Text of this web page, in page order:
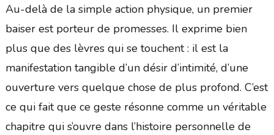
Au-delà de la simple action physique, un premier
baiser est porteur de promesses. Il exprime bien
plus que des lèvres qui se touchent : il est la
manifestation tangible d’un désir d’intimité, d’une
ouverture vers quelque chose de plus profond. C’est
ce qui fait que ce geste résonne comme un véritable
chapitre qui s’ouvre dans l’histoire personnelle de